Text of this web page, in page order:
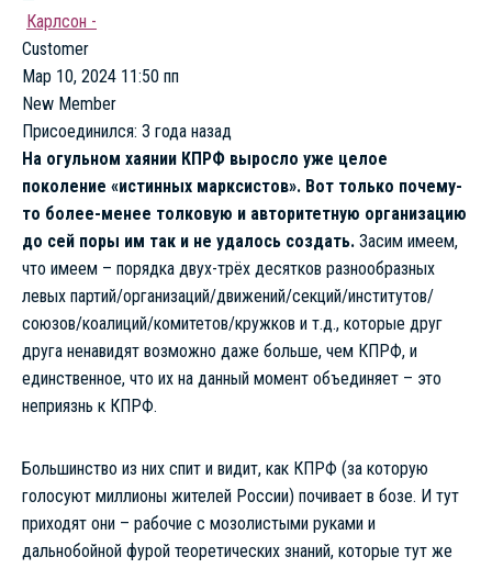
Карлсон -
Customer
Мар 10, 2024 11:50 пп
New Member
Присоединился: 3 года назад
На огульном хаянии КПРФ выросло уже целое
поколение «истинных марксистов». Вот только почему-
то более-менее толковую и авторитетную организацию
до сей поры им так и не удалось создать. Засим имеем,
что имеем – порядка двух-трёх десятков разнообразных
левых партий/организаций/движений/секций/институтов/
союзов/коалиций/комитетов/кружков и т.д., которые друг
друга ненавидят возможно даже больше, чем КПРФ, и
единственное, что их на данный момент объединяет – это
неприязнь к КПРФ.
Большинство из них спит и видит, как КПРФ (за которую
голосуют миллионы жителей России) почивает в бозе. И тут
приходят они – рабочие с мозолистыми руками и
дальнобойной фурой теоретических знаний, которые тут же